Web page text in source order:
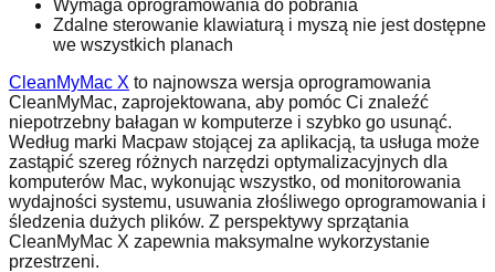
Wymaga oprogramowania do pobrania
Zdalne sterowanie klawiaturą i myszą nie jest dostępne
we wszystkich planach
CleanMyMac X to najnowsza wersja oprogramowania
CleanMyMac, zaprojektowana, aby pomóc Ci znaleźć
niepotrzebny bałagan w komputerze i szybko go usunąć.
Według marki Macpaw stojącej za aplikacją, ta usługa może
zastąpić szereg różnych narzędzi optymalizacyjnych dla
komputerów Mac, wykonując wszystko, od monitorowania
wydajności systemu, usuwania złośliwego oprogramowania i
śledzenia dużych plików. Z perspektywy sprzątania
CleanMyMac X zapewnia maksymalne wykorzystanie
przestrzeni.